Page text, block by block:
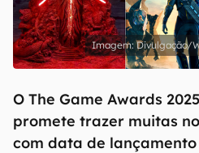
Divulgação/
O The Game Awards
promete trazer muitas
com data de